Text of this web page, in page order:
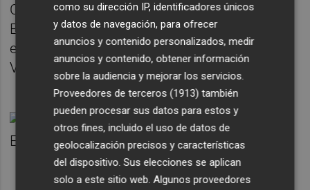
Ceuta, 73 en Comunidad Valenciana, 45 en
Extremadura, 57 en Galicia, 26 en Melilla, 23
en Murcia, 175 en Navarra, 470 en País
Vasco y 37 en La Rioja.
como su dirección IP, identificadores únicos
y datos de navegación, para ofrecer
anuncios y contenido personalizados, medir
anuncios y contenido, obtener información
sobre la audiencia y mejorar los servicios.
Proveedores de terceros (1913) también
pueden procesar sus datos para estos y
otros fines, incluido el uso de datos de
geolocalización precisos y características
del dispositivo. Sus elecciones se aplican
solo a este sitio web. Algunos proveedores